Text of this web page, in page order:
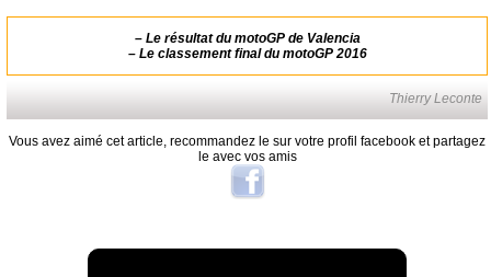
– Le résultat du motoGP de Valencia
– Le classement final du motoGP 2016
Thierry Leconte
Vous avez aimé cet article, recommandez le sur votre profil facebook et partagez
le avec vos amis